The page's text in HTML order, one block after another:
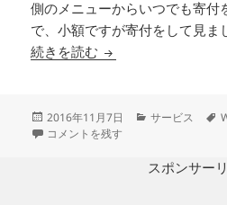
側のメニューからいつでも寄付
で、小額ですが寄付をして見ま
続きを読む Wikipediaに寄付をし
投
稿
2016年11月7日
カ
リ
サービス
Wikipediaに寄付をしてみた に
コメントを残す
スポンサー